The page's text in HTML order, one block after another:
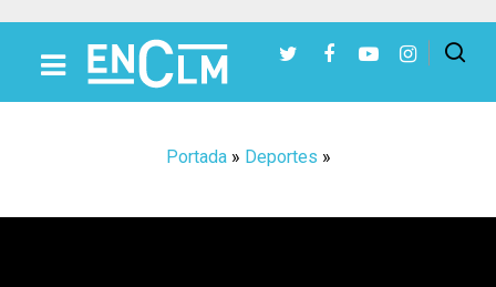
Portada» Deportes »